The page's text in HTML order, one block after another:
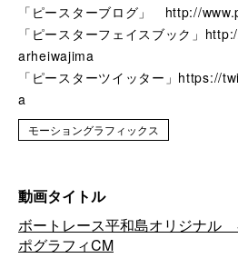
「ピースターブログ」 http://
「ピースターフェイスブック」
arheiwajima
「ピースターツイッター」https://
a
モーショングラフィックス
動画タイトル
ボートレース平和島オリジナル
ポグラフィCM